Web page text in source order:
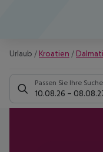
Urlaub / Kroatien /
Passen Sie Ihre
10.08.26 –